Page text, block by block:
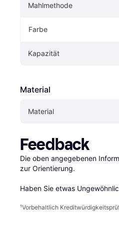
Mahlmethode
Farbe
Kapazität
Material
Material
Feedback
Die oben angegebenen
zur Orientierung.
Haben Sie etwas
¹Vorbehaltlich